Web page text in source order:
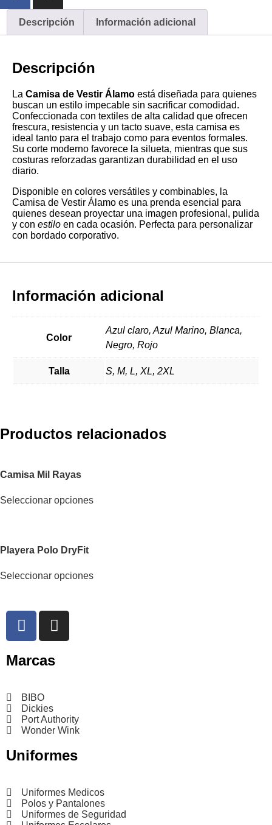
Descripción Información adicional
Descripción
La Camisa de Vestir Álamo está diseñada para quienes
buscan un estilo impecable sin sacrificar comodidad.
Confeccionada con textiles de alta calidad que ofrecen
frescura, resistencia y un tacto suave, esta camisa es
ideal tanto para el trabajo como para eventos formales.
Su corte moderno favorece la silueta, mientras que sus
costuras reforzadas garantizan durabilidad en el uso
diario.
Disponible en colores versátiles y combinables, la
Camisa de Vestir Álamo es una prenda esencial para
quienes desean proyectar una imagen profesional, pulida
y con estilo en cada ocasión. Perfecta para personalizar
con bordado corporativo.
Información adicional
Color
Azul claro, Azul Marino, Blanca,
Negro, Rojo
Talla S, M, L, XL, 2XL
Productos relacionados
Camisa Mil Rayas
Seleccionar opciones
Playera Polo DryFit
Seleccionar opciones
Marcas
BIBO
Dickies
Port Authority
Wonder Wink
Uniformes
Uniformes Medicos
Polos y Pantalones
Uniformes de Seguridad